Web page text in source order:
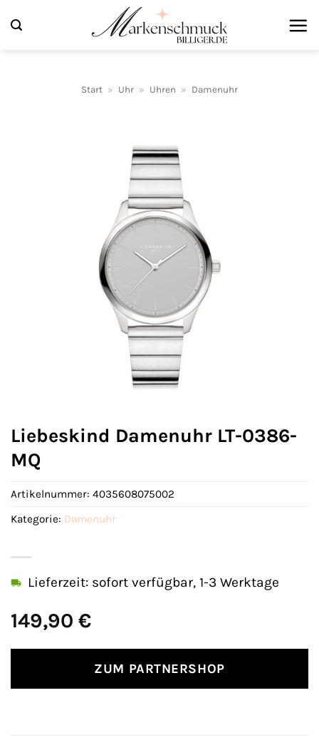
Inhalt
Start » Uhr » Uhren » Damenuhr
Liebeskind Damenuhr LT-0386-
MQ
149,90 €
Lieferzeit: sofort verfügbar, 1-3 Werktage
ZUM PARTNERSHOP
Artikelnummer: 4035608075002
Kategorie: Damenuhr